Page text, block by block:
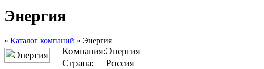
Энергия
» Каталог компаний » Энергия
Компания:Энергия
Страна:
Россия